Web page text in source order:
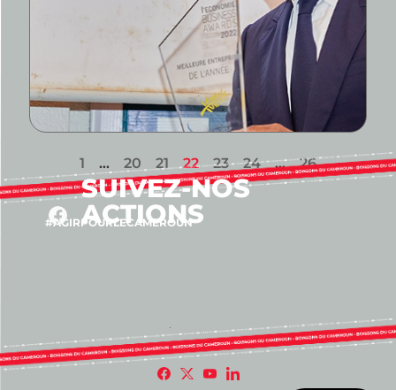
1 … 20 21 22 23 24 … 26
SUIVEZ-NOS
ACTIONS
#AGIRPOURLECAMEROUN